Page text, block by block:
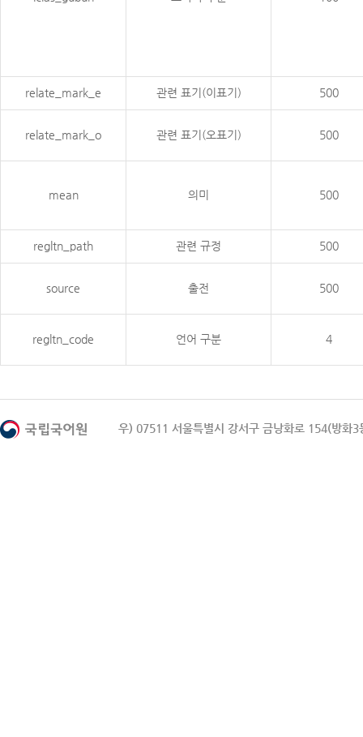
relate_mark_e 관련 표기(이표기) 500
relate_mark_o 관련 표기(오표기) 500
mean 의미 500
regltn_path 관련 규정 500
source 출전 500
regltn_code 언어 구분 4
우) 07511 서울특별시 강서구 금낭화로 154(방화3